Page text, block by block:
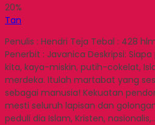
20%
Tan
Penulis : Hendri Teja Tebal : 428
Penerbit : Javanica Deskripsi:
kita, kaya-miskin, putih-cokelat,
merdeka. Itulah martabat yang
sebagai manusia! Kekuatan
mesti seluruh lapisan dan
peduli dia Islam, Kristen,